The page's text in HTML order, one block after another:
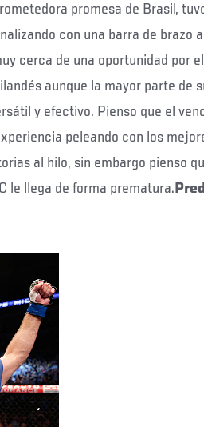
promesa de Brasil,
con una barra de brazo
cerca de una oportunidad por
aunque la mayor parte de
y efectivo. Pienso que el
peleando con los
al hilo, sin embargo pienso
le llega de forma prematura.